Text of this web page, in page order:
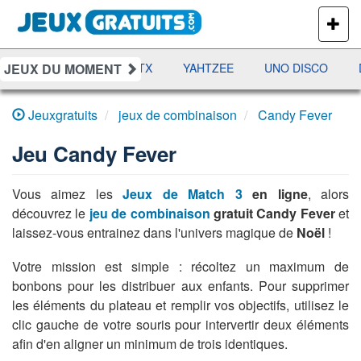
PLUS
DE
JEUX
JEUX DU MOMENT
RAMI JETX YAHTZEE UNO DISCO
Jeuxgratuits jeux de combinaison Candy Fever
Jeu Candy Fever
Vous aimez lesJeux de Match 3en ligne, alors
découvrez le jeu de combinaison gratuit Candy Feveret
laissez-vous entrainez dans l'univers magique de Noël !
Votre mission est simple : récoltez un maximum de
bonbons pour les distribuer aux enfants. Pour supprimer
les éléments du plateau et remplir vos objectifs, utilisez le
clic gauche de votre souris pour intervertir deux éléments
afin d'en aligner un minimum de trois identiques.